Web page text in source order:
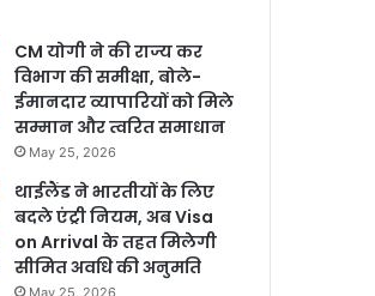
CM योगी ने की राज्य कर
विभाग की समीक्षा, बोले-
ईमानदार व्यापारियों को मिले
सम्मान और त्वरित समाधान
May 25, 2026
थाईलैंड ने भारतीयों के लिए
बदले एंट्री नियम, अब Visa
on Arrival के तहत मिलेगी
सीमित अवधि की अनुमति
May 25, 2026